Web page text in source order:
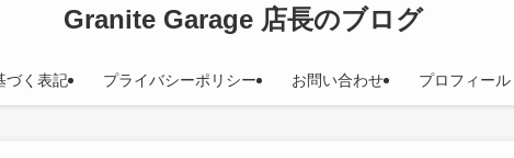
Granite Garage 店長のブログ
づく表記 プライバシーポリシー お問い合わせ プロフィー